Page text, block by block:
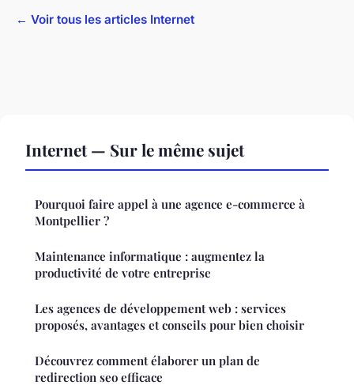
← Voir tous les articles Internet
Internet — Sur le même sujet
Pourquoi faire appel à une agence e-commerce à
Montpellier ?
Maintenance informatique : augmentez la
productivité de votre entreprise
Les agences de développement web : services
proposés, avantages et conseils pour bien choisir
Découvrez comment élaborer un plan de
redirection seo efficace